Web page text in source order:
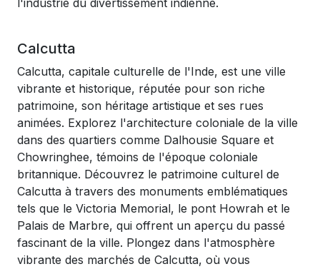
l'industrie du divertissement indienne.
Calcutta
Calcutta, capitale culturelle de l'Inde, est une ville
vibrante et historique, réputée pour son riche
patrimoine, son héritage artistique et ses rues
animées. Explorez l'architecture coloniale de la ville
dans des quartiers comme Dalhousie Square et
Chowringhee, témoins de l'époque coloniale
britannique. Découvrez le patrimoine culturel de
Calcutta à travers des monuments emblématiques
tels que le Victoria Memorial, le pont Howrah et le
Palais de Marbre, qui offrent un aperçu du passé
fascinant de la ville. Plongez dans l'atmosphère
vibrante des marchés de Calcutta, où vous